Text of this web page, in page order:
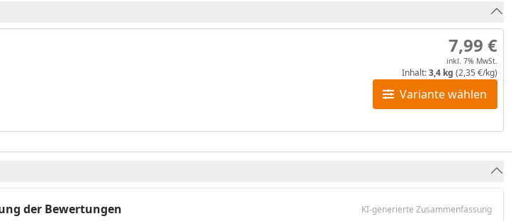
Variante wählen
7,99 €
inkl. 7% MwSt.
Inhalt:3,4 kg (2,35 €/kg)
der Bewertungen KI-generierte Zusammenfassung